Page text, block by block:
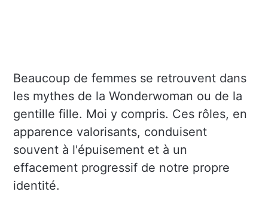
Beaucoup de femmes se retrouvent dans
les mythes de la Wonderwoman ou de la
gentille fille. Moi y compris. Ces rôles, en
apparence valorisants, conduisent
souvent à l'épuisement et à un
effacement progressif de notre propre
identité.